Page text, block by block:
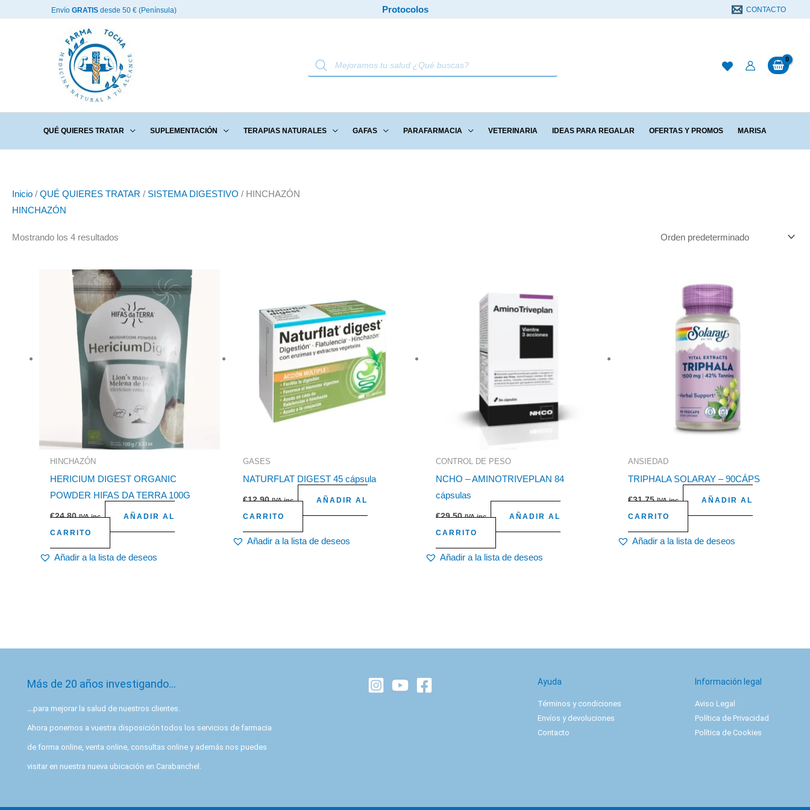
Envío GRATIS desde 50 € (Península) Protocolos CONTACTO
Búsqueda
de
productos
QUÉ QUIERES TRATAR SUPLEMENTACIÓN TERAPIAS NATURALES GAFAS PARAFARMACIA VETERINARIA IDEAS PARA REGALAR OFERTAS Y PROMOS MARISA
Inicio / QUÉ QUIERES TRATAR / SISTEMA DIGESTIVO / HINCHAZÓN
HINCHAZÓN
Mostrando los 4 resultados
HINCHAZÓN
HERICIUM DIGEST ORGANIC
POWDER HIFAS DA TERRA 100G
€24,80 IVA inc.
AÑADIR AL
CARRITO
Añadir a la lista de deseos
GASES
NATURFLAT DIGEST 45 cápsula
€12,90 IVA inc.
AÑADIR AL
CARRITO
Añadir a la lista de deseos
CONTROL DE PESO
NCHO – AMINOTRIVEPLAN 84
cápsulas
€29,50 IVA inc.
AÑADIR AL
CARRITO
Añadir a la lista de deseos
ANSIEDAD
TRIPHALA SOLARAY – 90CÁPS
€31,75 IVA inc.
AÑADIR AL
CARRITO
Añadir a la lista de deseos
Más de 20 años investigando…
…para mejorar la salud de nuestros clientes.
Ahora ponemos a vuestra disposición todos los servicios de farmacia
de forma online, venta online, consultas online y además nos puedes
visitar en nuestra nueva ubicación en Carabanchel.
Ayuda
Términos y condiciones
Envíos y devoluciones
Contacto
Información legal
Aviso Legal
Política de Privacidad
Política de Cookies